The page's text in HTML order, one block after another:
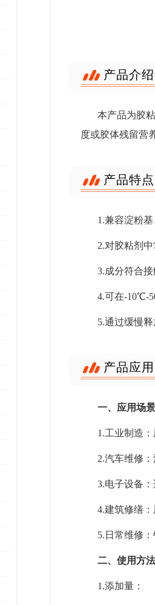
产品介绍
本产品为胶
度或胶体残留营
产品特点
1.兼容淀粉
2.对胶粘剂
3.成分符合
4.可在-10℃-
5.通过缓慢
产品应用
一、应用场景
1.工业制造
2.汽车维修
3.电子设备
4.建筑修缮
5.日常维修
二、使用方法
1.添加量：